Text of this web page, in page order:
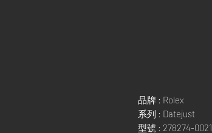
品牌 : Rolex
系列 : Datejust
型號 : 278274-0021